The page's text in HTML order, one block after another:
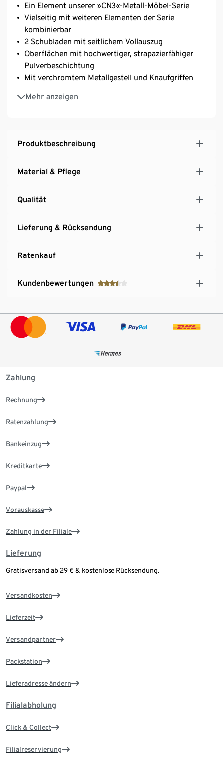
Ein Element unserer »CN3«-Metall-Möbel-Serie
Vielseitig mit weiteren Elementen der Serie
kombinierbar
2 Schubladen mit seitlichem Vollauszug
Oberflächen mit hochwertiger, strapazierfähiger
Pulverbeschichtung
Mit verchromtem Metallgestell und Knaufgriffen
Mehr anzeigen
Inkl. höhenverstellbarer Kunststofffüße – fester
Stand auch auf unebenen Flächen
Hinweis zu den Schubladen zu finden unter den
Produktbeschreibung
Material & Pflege
Qualität
Lieferung & Rücksendung
Ratenkauf
Kundenbewertungen
Zahlung
Rechnung
Ratenzahlung
Bankeinzug
Kreditkarte
Paypal
Vorauskasse
Zahlung in der Filiale
Lieferung
Gratisversand ab 29 € & kostenlose Rücksendung.
Versandkosten
Lieferzeit
Versandpartner
Packstation
Lieferadresse ändern
Filialabholung
Click & Collect
Filialreservierung